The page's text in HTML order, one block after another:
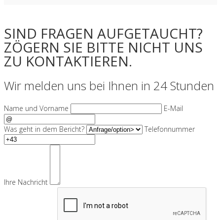
SIND FRAGEN AUFGETAUCHT?
ZÖGERN SIE BITTE NICHT UNS
ZU KONTAKTIEREN.
Wir melden uns bei Ihnen in 24 Stunden
Name und Vorname E-Mail
Was geht in dem Bericht? Telefonnummer
Ihre Nachricht